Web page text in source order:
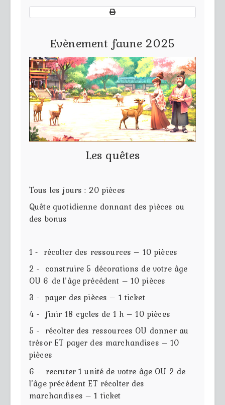
Evènement faune 2025
Les quêtes
Tous les jours : 20 pièces
Quête quotidienne donnant des pièces ou
des bonus
1 - récolter des ressources – 10 pièces
2 - construire 5 décorations de votre âge
OU 6 de l’âge précédent – 10 pièces
3 - payer des pièces – 1 ticket
4 - finir 18 cycles de 1 h – 10 pièces
5 - récolter des ressources OU donner au
trésor ET payer des marchandises – 10
pièces
6 - recruter 1 unité de votre âge OU 2 de
l’âge précédent ET récolter des
marchandises – 1 ticket